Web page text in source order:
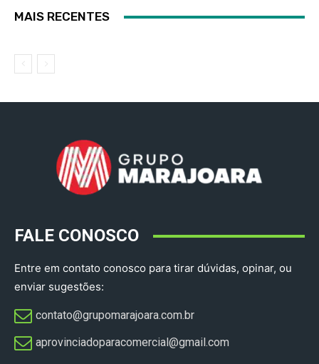
MAIS RECENTES
FALE CONOSCO
Entre em contato conosco para tirar dúvidas, opinar, ou
enviar sugestões:
contato@grupomarajoara.com.br
aprovinciadoparacomercial@gmail.com​